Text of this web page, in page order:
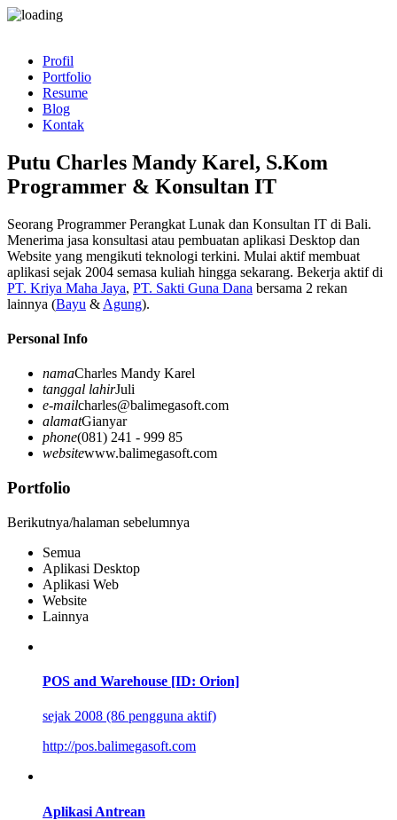
Profil
Portfolio
Resume
Blog
Kontak
Putu Charles Mandy Karel, S.Kom
Programmer & Konsultan IT
Seorang Programmer Perangkat Lunak dan Konsultan IT di Bali.
Menerima jasa konsultasi atau pembuatan aplikasi Desktop dan
Website yang mengikuti teknologi terkini. Mulai aktif membuat
aplikasi sejak 2004 semasa kuliah hingga sekarang. Bekerja aktif di
PT. Kriya Maha Jaya, PT. Sakti Guna Dana bersama 2 rekan
lainnya (Bayu & Agung).
Personal Info
namaCharles Mandy Karel
tanggal lahirJuli
e-mailcharles@balimegasoft.com
alamatGianyar
phone(081) 241 - 999 85
websitewww.balimegasoft.com
Portfolio
Berikutnya/halaman sebelumnya
Semua
Aplikasi Desktop
Aplikasi Web
Website
Lainnya
POS and Warehouse [ID: Orion]
sejak 2008 (86 pengguna aktif)
http://pos.balimegasoft.com
Aplikasi Antrean